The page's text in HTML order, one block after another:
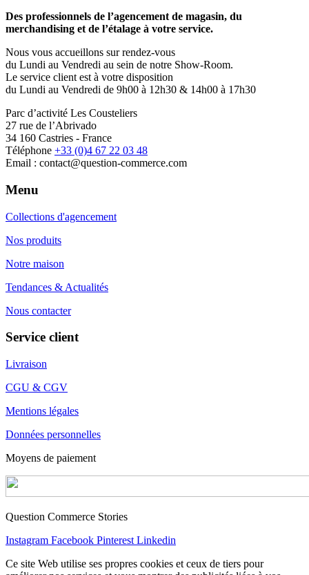
Des professionnels de l’agencement de magasin, du
merchandising et de l’étalage à votre service.
Nous vous accueillons sur rendez-vous
du Lundi au Vendredi au sein de notre Show-Room.
Le service client est à votre disposition
du Lundi au Vendredi de 9h00 à 12h30 & 14h00 à 17h30
Parc d’activité Les Cousteliers
27 rue de l’Abrivado
34 160 Castries - France
Téléphone +33 (0)4 67 22 03 48
Email : contact@question-commerce.com
Menu
Collections d'agencement
Nos produits
Notre maison
Tendances & Actualités
Nous contacter
Service client
Livraison
CGU & CGV
Mentions légales
Données personnelles
Moyens de paiement
Question Commerce Stories
Instagram Facebook Pinterest Linkedin
Ce site Web utilise ses propres cookies et ceux de tiers pour